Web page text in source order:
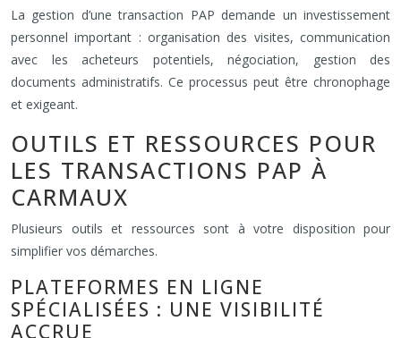
La gestion d’une transaction PAP demande un investissement
personnel important : organisation des visites, communication
avec les acheteurs potentiels, négociation, gestion des
documents administratifs. Ce processus peut être chronophage
et exigeant.
OUTILS ET RESSOURCES POUR
LES TRANSACTIONS PAP À
CARMAUX
Plusieurs outils et ressources sont à votre disposition pour
simplifier vos démarches.
PLATEFORMES EN LIGNE
SPÉCIALISÉES : UNE VISIBILITÉ
ACCRUE